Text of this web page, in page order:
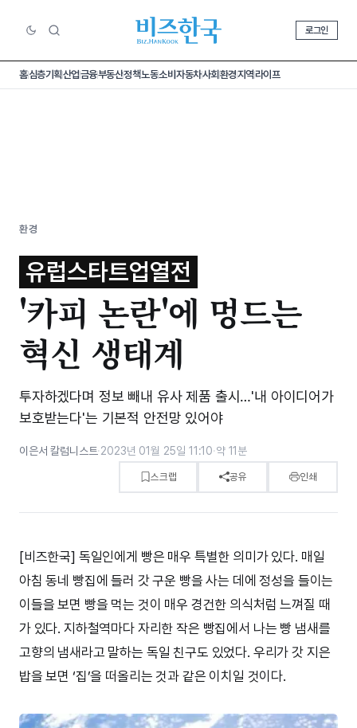
로그인
홈심층기획산업금융부동산정책노동소비 자동차사회환경지역라이프
환경
유럽스타트업열전
'카피 논란'에 멍드는
혁신 생태계
투자하겠다며 정보 빼내 유사 제품 출시…'내 아이디어가
보호받는다'는 기본적 안전망 있어야
이은서 칼럼니스트·2023년 01월 25일 11:10·약 11분
스크랩 공유 인쇄
[비즈한국] 독일인에게 빵은 매우 특별한 의미가 있다. 매일
아침 동네 빵집에 들러 갓 구운 빵을 사는 데에 정성을 들이는
이들을 보면 빵을 먹는 것이 매우 경건한 의식처럼 느껴질 때
가 있다. 지하철역마다 자리한 작은 빵집에서 나는 빵 냄새를
고향의 냄새라고 말하는 독일 친구도 있었다. 우리가 갓 지은
밥을 보면 ‘집’을 떠올리는 것과 같은 이치일 것이다.